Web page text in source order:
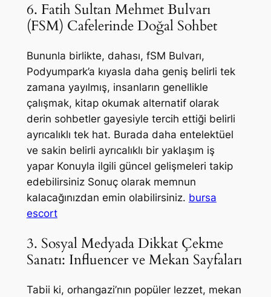
6. Fatih Sultan Mehmet Bulvarı
(FSM) Cafelerinde Doğal Sohbet
Bununla birlikte, dahası, fSM Bulvarı,
Podyumpark’a kıyasla daha geniş belirli tek
zamana yayılmış, insanların genellikle
çalışmak, kitap okumak alternatif olarak
derin sohbetler gayesiyle tercih ettiği belirli
ayrıcalıklı tek hat. Burada daha entelektüel
ve sakin belirli ayrıcalıklı bir yaklaşım iş
yapar Konuyla ilgili güncel gelişmeleri takip
edebilirsiniz Sonuç olarak memnun
kalacağınızdan emin olabilirsiniz. bursa
escort
3. Sosyal Medyada Dikkat Çekme
Sanatı: Influencer ve Mekan Sayfaları
Tabii ki, orhangazi’nın popüler lezzet, mekan